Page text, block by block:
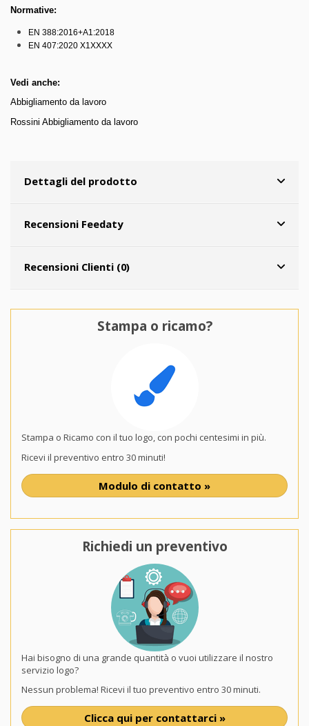
Normative:
EN 388:2016+A1:2018
EN 407:2020 X1XXXX
Vedi anche:
Abbigliamento da lavoro
Rossini Abbigliamento da lavoro
Dettagli del prodotto
Recensioni Feedaty
Recensioni Clienti (0)
Stampa o ricamo?
Stampa o Ricamo con il tuo logo, con pochi centesimi in più.
Ricevi il preventivo entro 30 minuti!
Modulo di contatto »
Richiedi un preventivo
Hai bisogno di una grande quantità o vuoi utilizzare il nostro
servizio logo?
Nessun problema! Ricevi il tuo preventivo entro 30 minuti.
Clicca qui per contattarci »